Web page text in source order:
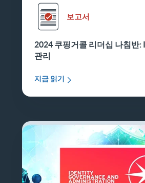
보고서
2024 쿠핑거콜 리더십 나침반:
관리
지금 읽기